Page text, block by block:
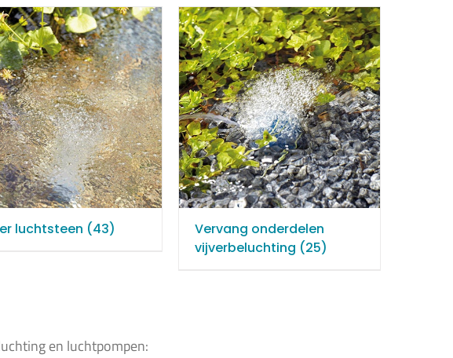
luchtsteen (43)
Vervang onderdelen
vijverbeluchting (25)
en luchtpompen: